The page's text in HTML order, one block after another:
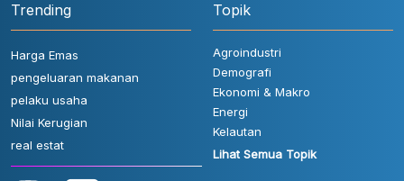
Trending
Harga Emas
pengeluaran makanan
pelaku usaha
Nilai Kerugian
real estat
Topik
Agroindustri
Demografi
Ekonomi & Makro
Energi
Kelautan
Lihat Semua Topik